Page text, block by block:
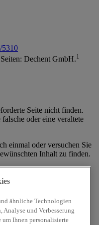
5310
Dechent GmbH.1
Seite nicht finden.
oder eine veraltete
einmal oder versuchen Sie
Inhalt zu finden.
ähnliche Technologien
und Verbesserung
um Ihnen personalisierte